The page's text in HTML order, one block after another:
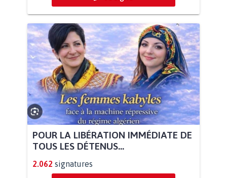
POUR LA LIBÉRATION IMMÉDIATE DE
TOUS LES DÉTENUS...
2.062 signatures